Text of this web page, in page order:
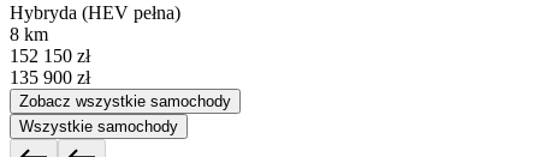
Hybryda (HEV pełna)
8 km
152 150 zł
135 900 zł
Zobacz wszystkie samochody
Wszystkie samochody